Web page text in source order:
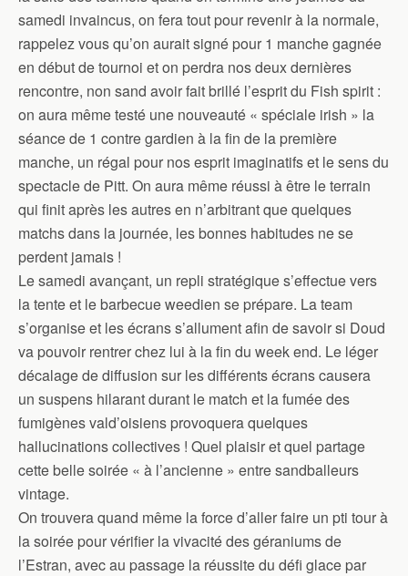
samedi invaincus, on fera tout pour revenir à la normale,
rappelez vous qu’on aurait signé pour 1 manche gagnée
en début de tournoi et on perdra nos deux dernières
rencontre, non sand avoir fait brillé l’esprit du Fish spirit :
on aura même testé une nouveauté « spéciale irish » la
séance de 1 contre gardien à la fin de la première
manche, un régal pour nos esprit imaginatifs et le sens du
spectacle de Pitt. On aura même réussi à être le terrain
qui finit après les autres en n’arbitrant que quelques
matchs dans la journée, les bonnes habitudes ne se
perdent jamais !
Le samedi avançant, un repli stratégique s’effectue vers
la tente et le barbecue weedien se prépare. La team
s’organise et les écrans s’allument afin de savoir si Doud
va pouvoir rentrer chez lui à la fin du week end. Le léger
décalage de diffusion sur les différents écrans causera
un suspens hilarant durant le match et la fumée des
fumigènes vald’oisiens provoquera quelques
hallucinations collectives ! Quel plaisir et quel partage
cette belle soirée « à l’ancienne » entre sandballeurs
vintage.
On trouvera quand même la force d’aller faire un pti tour à
la soirée pour vérifier la vivacité des géraniums de
l’Estran, avec au passage la réussite du défi glace par